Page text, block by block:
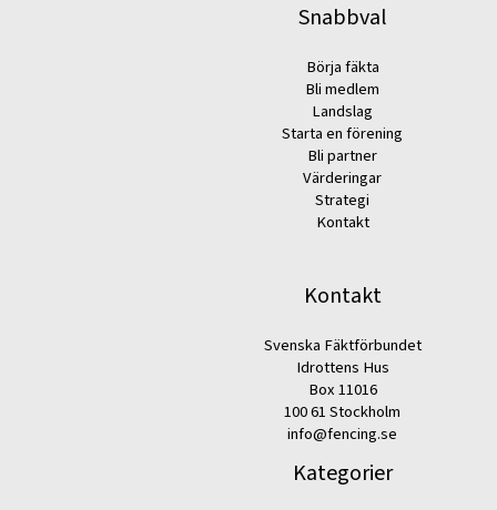
Snabbval
Börja fäkta
Bli medlem
Landslag
Starta en förening
Bli partner
Värderingar
Strategi
Kontakt
Kontakt
Svenska Fäktförbundet
Idrottens Hus
Box 11016
100 61 Stockholm
info@fencing.se
Kategorier